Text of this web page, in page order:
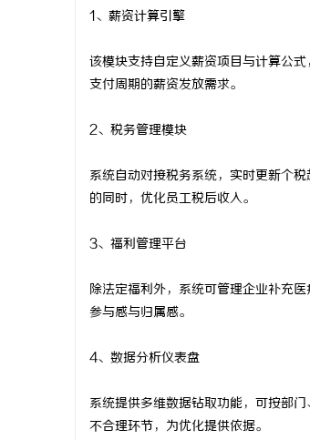
1、薪资计算引擎
该模块支持自定义薪资项目与计算公
支付周期的薪资发放需求。
2、税务管理模块
系统自动对接税务系统，实时更新个
的同时，优化员工税后收入。
3、福利管理平台
除法定福利外，系统可管理企业补充
参与感与归属感。
4、数据分析仪表盘
系统提供多维数据钻取功能，可按部
不合理环节，为优化提供依据。